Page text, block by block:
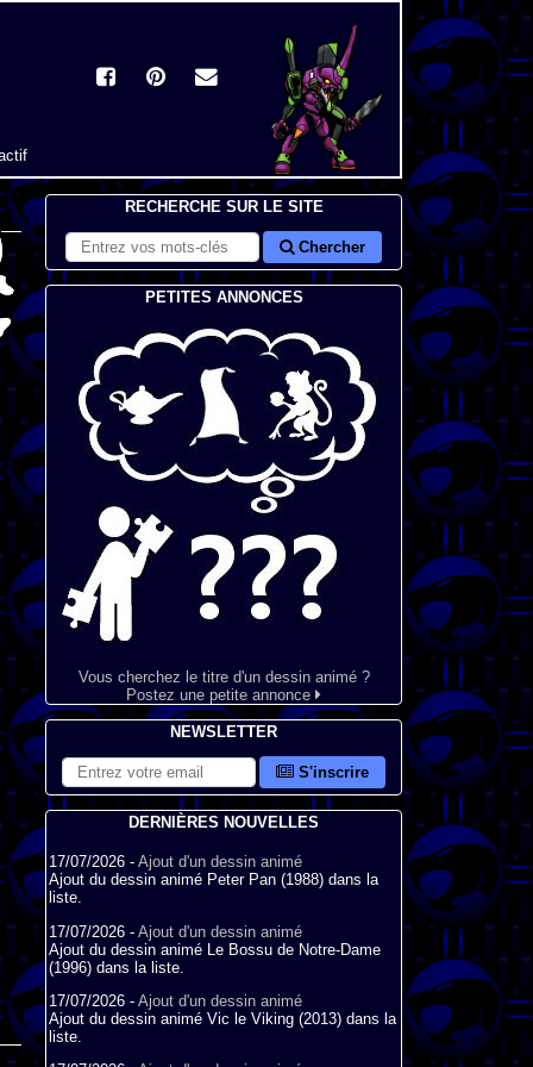
RECHERCHE SUR LE SITE
Chercher
PETITES ANNONCES
Vous cherchez le titre d'un dessin animé ?
Postez une petite annonce
NEWSLETTER
S'inscrire
DERNIÈRES NOUVELLES
17/07/2026 - Ajout d'un dessin animé
Ajout du dessin animé Peter Pan (1988) dans la
liste.
17/07/2026 - Ajout d'un dessin animé
Ajout du dessin animé Le Bossu de Notre-Dame
(1996) dans la liste.
17/07/2026 - Ajout d'un dessin animé
Ajout du dessin animé Vic le Viking (2013) dans la
liste.